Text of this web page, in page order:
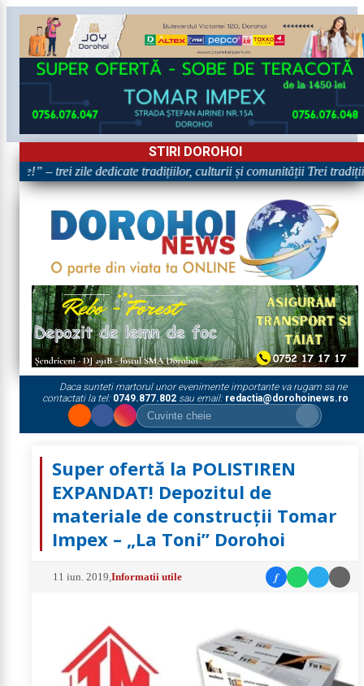
STIRI DOROHOI
– trei zile dedicate tradițiilor, culturii și comunității Trei tradiții.
Daca sunteti martorul unor evenimente importante va rugam sa ne
contactati la tel: 0749.877.802sau email: redactia@dorohoinews.ro
Super ofertă la POLISTIREN
EXPANDAT! Depozitul de
materiale de construcții Tomar
Impex – „La Toni” Dorohoi
11 iun. 2019 ,Informatii utile f